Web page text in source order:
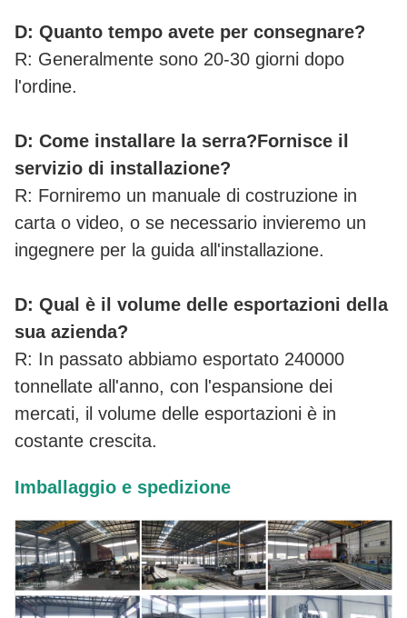
D: Quanto tempo avete per consegnare?
R: Generalmente sono 20-30 giorni dopo
l'ordine.
D: Come installare la serra?Fornisce il
servizio di installazione?
R: Forniremo un manuale di costruzione in
carta o video, o se necessario invieremo un
ingegnere per la guida all'installazione.
D: Qual è il volume delle esportazioni della
sua azienda?
R: In passato abbiamo esportato 240000
tonnellate all'anno, con l'espansione dei
mercati, il volume delle esportazioni è in
costante crescita.
Imballaggio e spedizione